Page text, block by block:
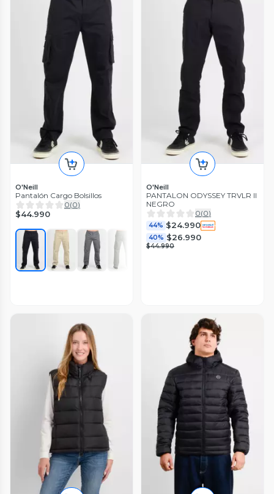
O'Neill
Pantalón Cargo Bolsillos
0(0)
$44.990
O'Neill
PANTALON ODYSSEY TRVLR II
NEGRO
0(0)
44% $24.990
40% $26.990
$44.990